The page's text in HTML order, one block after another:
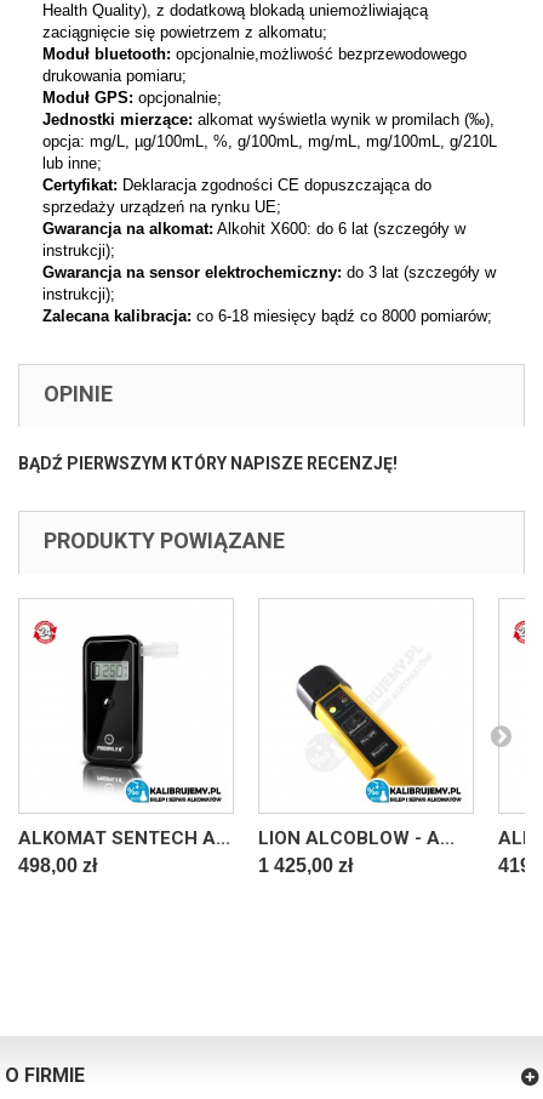
Health Quality), z dodatkową blokadą uniemożliwiającą
zaciągnięcie się powietrzem z alkomatu;
Moduł bluetooth: opcjonalnie,możliwość bezprzewodowego
drukowania pomiaru;
Moduł GPS: opcjonalnie;
Jednostki mierzące: alkomat wyświetla wynik w promilach (‰),
opcja: mg/L, µg/100mL, %, g/100mL, mg/mL, mg/100mL, g/210L
lub inne;
Certyfikat: Deklaracja zgodności CE dopuszczająca do
sprzedaży urządzeń na rynku UE;
Gwarancja na alkomat: Alkohit X600: do 6 lat (szczegóły w
instrukcji);
Gwarancja na sensor elektrochemiczny: do 3 lat (szczegóły w
instrukcji);
Zalecana kalibracja: co 6-18 miesięcy bądź co 8000 pomiarów;
OPINIE
BĄDŹ PIERWSZYM KTÓRY NAPISZE RECENZJĘ!
PRODUKTY POWIĄZANE
ALKOMAT SENTECH A...
498,00 zł
LION ALCOBLOW - A...
1 425,00 zł
O FIRMIE